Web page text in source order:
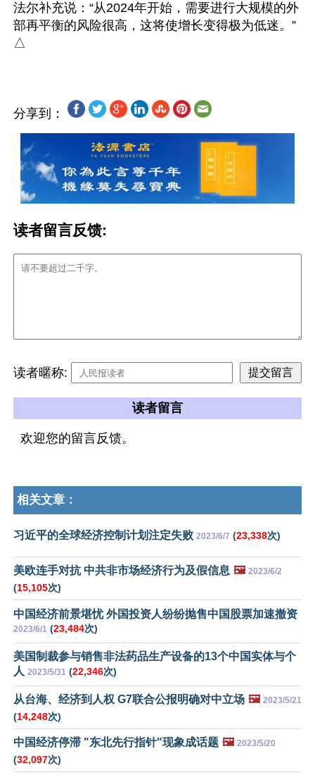
法尔补充说：“从2024年开始，需要进行大规模的外
部再平衡的风险很高，这将使增长变得极为低迷。”
分享到：
读者留言反馈:
读者暱称:
读者留言
欢迎您的留言反馈。
相关文章：
习近平的全球经济控制计划注定失败 2023/6/7 (23,338次)
美欧连手对抗 中共非市场经济行为及假信息 🖼️ 2023/6/2
(15,105次)
中国经济前景堪忧 外国投资人纷纷抛售中国股票加速撤资
2023/6/1 (23,484次)
美国制裁参与销售非法药品生产设备的13个中国实体与个
人 2023/5/31 (22,346次)
从台海、经济到人权 G7联合公报明确对中立场 🖼️ 2023/5/21
(14,248次)
中国经济停滞 "东北先行指针"现象成话题 🖼️ 2023/5/20
(32,097次)